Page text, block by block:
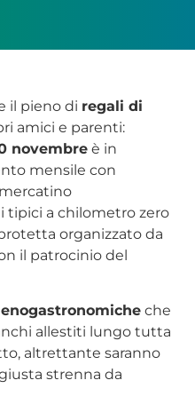
il pieno di regali di
amici e parenti:
novembreè in
mensile con
tipici a chilometro zero
organizzato da
il patrocinio del
che
allestiti lungo tutta
altrettante saranno
strenna da